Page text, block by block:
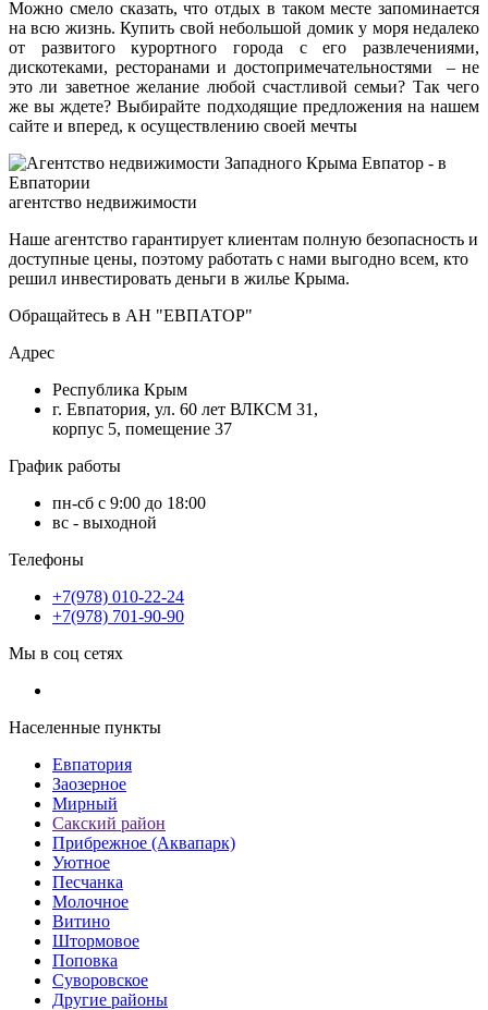
Можно смело сказать, что отдых в таком месте запоминается
на всю жизнь. Купить свой небольшой домик у моря недалеко
от развитого курортного города с его развлечениями,
дискотеками, ресторанами и достопримечательностями – не
это ли заветное желание любой счастливой семьи? Так чего
же вы ждете? Выбирайте подходящие предложения на нашем
сайте и вперед, к осуществлению своей мечты
агентство недвижимости
Наше агентство гарантирует клиентам полную безопасность и
доступные цены, поэтому работать с нами выгодно всем, кто
решил инвестировать деньги в жилье Крыма.
Обращайтесь в АН "ЕВПАТОР"
Адрес
Республика Крым
г. Евпатория, ул. 60 лет ВЛКСМ 31,
корпус 5, помещение 37
График работы
пн-сб с 9:00 до 18:00
вс - выходной
Телефоны
+7(978) 010-22-24
+7(978) 701-90-90
Мы в соц сетях
Населенные пункты
Евпатория
Заозерное
Мирный
Сакский район
Прибрежное (Аквапарк)
Уютное
Песчанка
Молочное
Витино
Штормовое
Поповка
Суворовское
Другие районы